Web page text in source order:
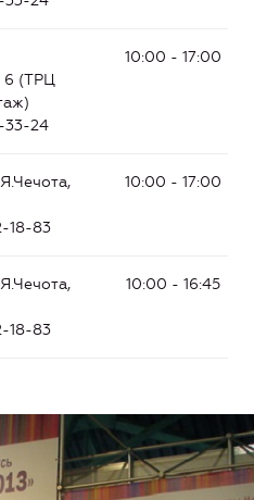
6 (ТРЦ
33-24
10:00 - 17:00
18-83
10:00 - 17:00
18-83
10:00 - 16:45